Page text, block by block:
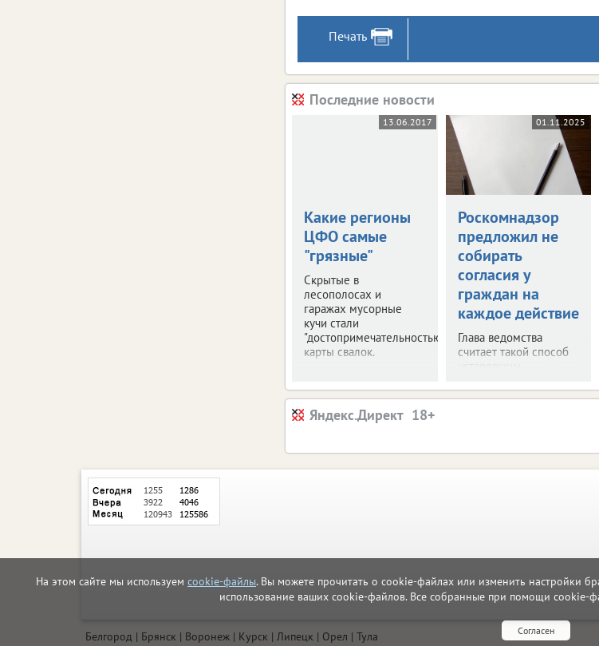
На этом сайте мы используем cookie-файлы. Вы можете прочитать о cookie-файлах или изменить настройки
использование ваших cookie-файлов. Все собранные при помощи cookie-
Согласен
Печать
Последние новости
13.06.2017
Какие регионы
ЦФО самые
"грязные"
Скрытые в
лесополосах и
гаражах мусорные
кучи стали
"достопримечательностью"
карты свалок.
01.11.2025
Роскомнадзор
предложил не
собирать
согласия у
граждан на
каждое действие
Глава ведомства
считает такой способ
Яндекс.Директ
Белгород Брянск Воронеж Курск Липецк Орел Тула